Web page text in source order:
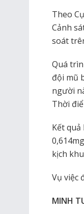
Theo
Cảnh
soát
Quá
đội mũ
người
Thời
Kết
kịch
Vụ việc
MINH